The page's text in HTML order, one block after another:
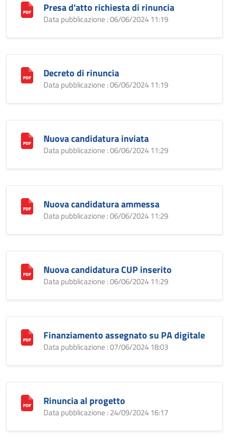
Presa d'atto richiesta di rinuncia
Data pubblicazione : 06/06/2024 11:19
Decreto di rinuncia
Data pubblicazione : 06/06/2024 11:19
Nuova candidatura inviata
Data pubblicazione : 06/06/2024 11:29
Nuova candidatura ammessa
Data pubblicazione : 06/06/2024 11:29
Nuova candidatura CUP inserito
Data pubblicazione : 06/06/2024 11:29
Finanziamento assegnato su PA digitale
Data pubblicazione : 07/06/2024 18:03
Rinuncia al progetto
Data pubblicazione : 24/09/2024 16:17